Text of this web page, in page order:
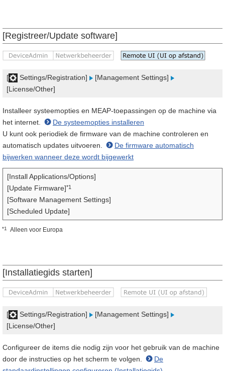
[Registreer/Update software]
[ Settings/Registration]
[Management Settings]
[License/Other]
Installeer systeemopties en MEAP-toepassingen op de machine via
het internet.
De systeemopties installeren
U kunt ook periodiek de firmware van de machine controleren en
automatisch updates uitvoeren.
De firmware automatisch
bijwerken wanneer deze wordt bijgewerkt
[Install Applications/Options]
[Update Firmware]*1
[Software Management Settings]
[Scheduled Update]
*1 Alleen voor Europa
[Installatiegids starten]
[ Settings/Registration]
[Management Settings]
[License/Other]
Configureer de items die nodig zijn voor het gebruik van de machine
door de instructies op het scherm te volgen.
De